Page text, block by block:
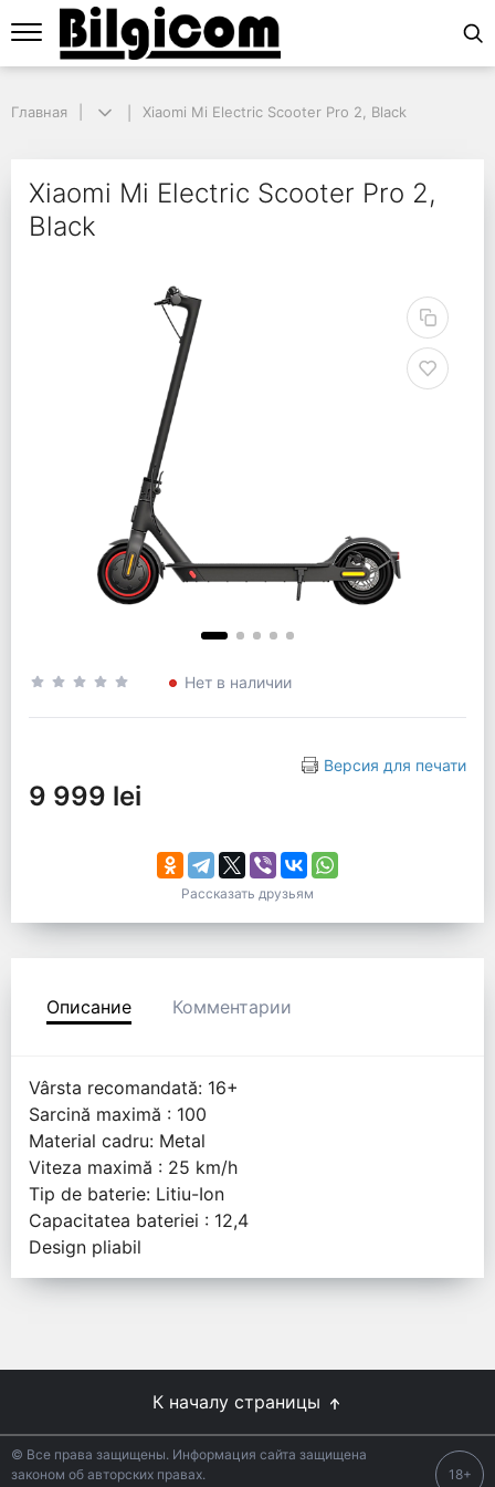
Xiaomi Mi Electric Scooter Pro 2, Black
Главная Xiaomi Mi Electric Scooter Pro 2, Black
Xiaomi Mi Electric Scooter Pro 2,
Black
Нет в наличии
Версия для печати
9 999 lei
Рассказать друзьям
Описание Комментарии
Vârsta recomandată: 16+
Sarcină maximă : 100
Material cadru: Metal
Viteza maximă : 25 km/h
Tip de baterie: Litiu-Ion
Capacitatea bateriei : 12,4
Design pliabil
К началу страницы
© Все права защищены. Информация сайта защищена
законом об авторских правах.
18+